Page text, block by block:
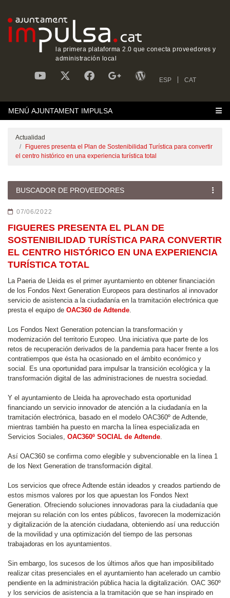
la primera plataforma 2.0 que conecta proveedores y
administración local
ESP CAT
MENÚ AJUNTAMENT IMPULSA
Actualidad
Figueres presenta el Plan de Sostenibilidad Turística para convertir
el centro histórico en una experiencia turística total
BUSCADOR DE PROVEEDORES
07/06/2022
FIGUERES PRESENTA EL PLAN DE
SOSTENIBILIDAD TURÍSTICA PARA CONVERTIR
EL CENTRO HISTÓRICO EN UNA EXPERIENCIA
TURÍSTICA TOTAL
La Paeria de Lleida es el primer ayuntamiento en obtener financiación
de los Fondos Next Generation Europeos para destinarlos al innovador
servicio de asistencia a la ciudadanía en la tramitación electrónica que
presta el equipo de OAC360 de Adtende.
Los Fondos Next Generation potencian la transformación y
modernización del territorio Europeo. Una iniciativa que parte de los
retos de recuperación derivados de la pandemia para hacer frente a los
contratiempos que ésta ha ocasionado en el ámbito económico y
social. Es una oportunidad para impulsar la transición ecológica y la
transformación digital de las administraciones de nuestra sociedad.
Y el ayuntamiento de Lleida ha aprovechado esta oportunidad
financiando un servicio innovador de atención a la ciudadanía en la
tramitación electrónica, basado en el modelo OAC360º de Adtende,
mientras también ha puesto en marcha la línea especializada en
Servicios Sociales, OAC360º SOCIAL de Adtende.
Así OAC360 se confirma como elegible y subvencionable en la línea 1
de los Next Generation de transformación digital.
Los servicios que ofrece Adtende están ideados y creados partiendo de
estos mismos valores por los que apuestan los Fondos Next
Generation. Ofreciendo soluciones innovadoras para la ciudadanía que
mejoran su relación con los entes públicos, favorecen la modernización
y digitalización de la atención ciudadana, obteniendo así una reducción
de la movilidad y una optimización del tiempo de las personas
trabajadoras en los ayuntamientos.
Sin embargo, los sucesos de los últimos años que han imposibilitado
realizar citas presenciales en el ayuntamiento han acelerado un cambio
pendiente en la administración pública hacia la digitalización. OAC 360º
y los servicios de asistencia a la tramitación que se han inspirado en